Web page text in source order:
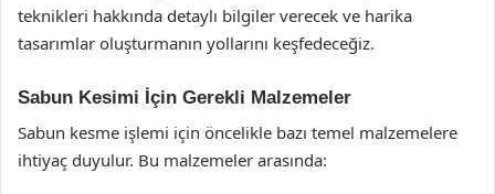
teknikleri hakkında detaylı bilgiler verecek ve harika
tasarımlar oluşturmanın yollarını keşfedeceğiz.
Sabun Kesimi İçin Gerekli Malzemeler
Sabun kesme işlemi için öncelikle bazı temel malzemelere
ihtiyaç duyulur. Bu malzemeler arasında: